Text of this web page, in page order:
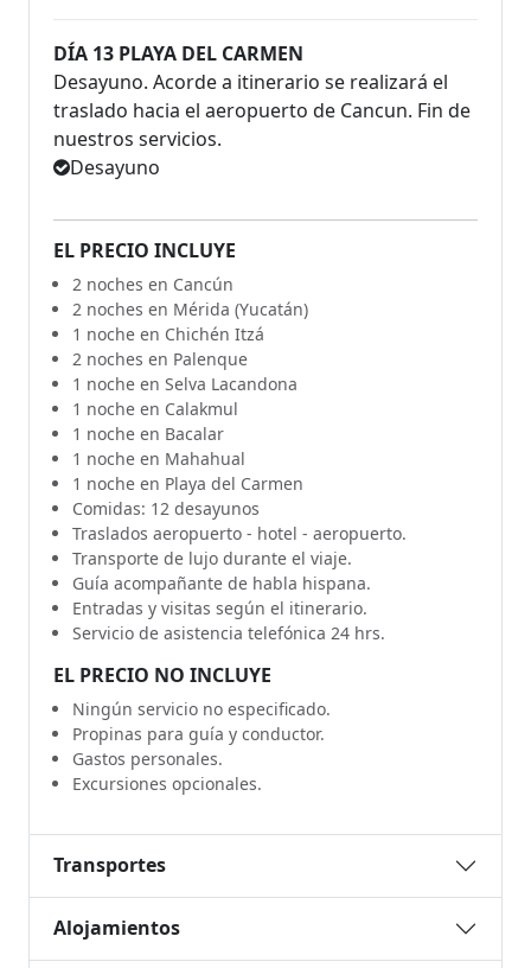
DÍA 13 PLAYA DEL CARMEN
Desayuno. Acorde a itinerario se realizará el
traslado hacia el aeropuerto de Cancun. Fin de
nuestros servicios.
Desayuno
EL PRECIO INCLUYE
2 noches en Cancún
2 noches en Mérida (Yucatán)
1 noche en Chichén Itzá
2 noches en Palenque
1 noche en Selva Lacandona
1 noche en Calakmul
1 noche en Bacalar
1 noche en Mahahual
1 noche en Playa del Carmen
Comidas: 12 desayunos
Traslados aeropuerto - hotel - aeropuerto.
Transporte de lujo durante el viaje.
Guía acompañante de habla hispana.
Entradas y visitas según el itinerario.
Servicio de asistencia telefónica 24 hrs.
EL PRECIO NO INCLUYE
Ningún servicio no especificado.
Propinas para guía y conductor.
Gastos personales.
Excursiones opcionales.
Transportes
Alojamientos